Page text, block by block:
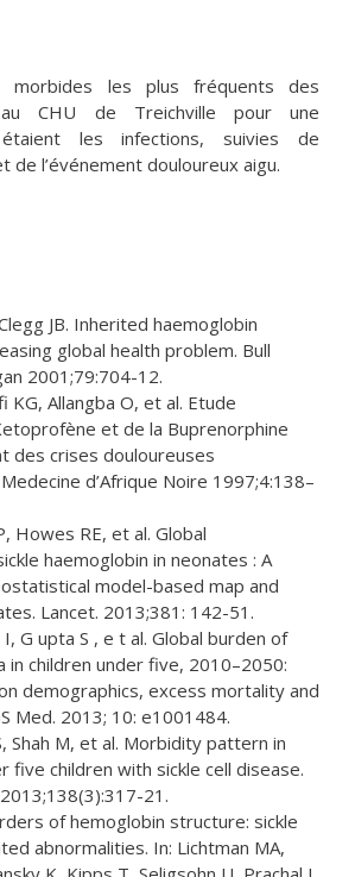
morbides les plus fréquents des
CHU de Treichville pour une
étaient les infections, suivies de
de l’événement douloureux aigu.
JB. Inherited haemoglobin
global health problem. Bull
2001;79:704-12.
KG, Allangba O, et al. Etude
et de la Buprenorphine
des crises douloureuses
d’Afrique Noire 1997;4:138–
Howes RE, et al. Global
haemoglobin in neonates : A
model-based map and
Lancet. 2013;381: 142-51.
I, G upta S , e t al. Global burden of
in children under five, 2010–2050:
demographics, excess mortality and
Med. 2013; 10: e1001484.
Shah M, et al. Morbidity pattern in
five children with sickle cell disease.
21.
of hemoglobin structure: sickle
abnormalities. In: Lichtman MA,